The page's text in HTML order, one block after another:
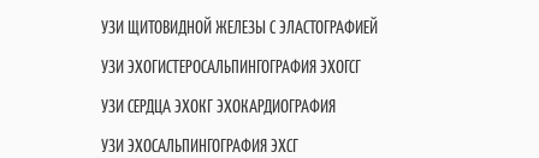
УЗИ ЩИТОВИДНОЙ ЖЕЛЕЗЫ С ЭЛАСТОГРАФИЕЙ
УЗИ ЭХОГИСТЕРОСАЛЬПИНГОГРАФИЯ ЭХОГСГ
УЗИ СЕРДЦА ЭХОКГ ЭХОКАРДИОГРАФИЯ
УЗИ ЭХОСАЛЬПИНГОГРАФИЯ ЭХСГ